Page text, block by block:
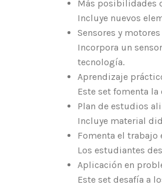
Más posibilidades
Incluye nuevos
Sensores y
Incorpora un
tecnología.
Aprendizaje
Este set fomenta
Plan de estudios
Incluye material
Fomenta el trabajo
Los estudiantes
Aplicación en
Este set desafía a